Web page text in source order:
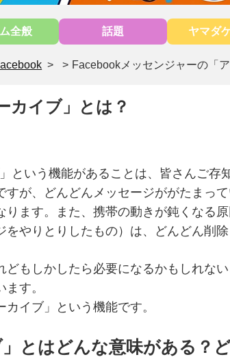
全般 話題 ヤマダ
> Facebookメッセンジャーの「
カイブ」とは？
という機能があることは、皆さんご存
が、どんどんメッセージががたまっ
ます。また、携帯の動きが鈍くなる
やりとりしたもの）は、どんどん削
もしかしたら必要になるかもしれな
す。
イブ」という機能です。
とはどんな意味がある？